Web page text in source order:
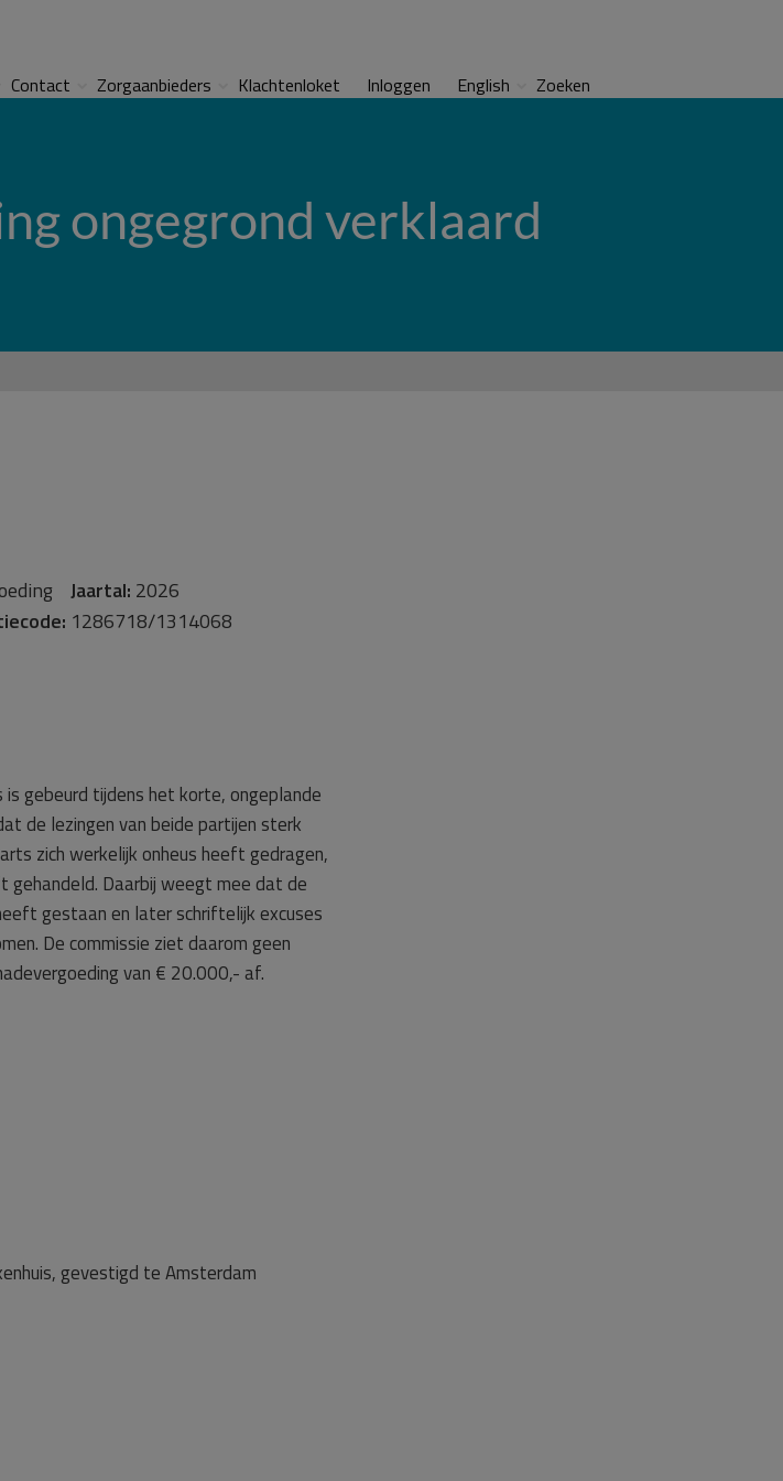
Contact Zorgaanbieders Klachtenloket Inloggen English Zoeken
ongegrond verklaard
Jaartal: 2026
1286718/1314068
gebeurd tijdens het korte, ongeplande
de lezingen van beide partijen sterk
zich werkelijk onheus heeft gedragen,
gehandeld. Daarbij weegt mee dat de
gestaan en later schriftelijk excuses
De commissie ziet daarom geen
van € 20.000,- af.
gevestigd te Amsterdam